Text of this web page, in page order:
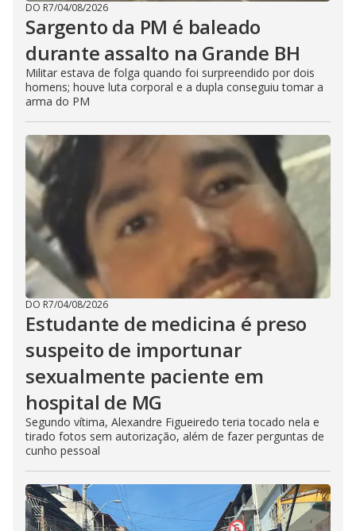
DO R7/04/08/2026
Sargento da PM é baleado
durante assalto na Grande BH
Militar estava de folga quando foi surpreendido por dois
homens; houve luta corporal e a dupla conseguiu tomar a
arma do PM
DO R7/04/08/2026
Estudante de medicina é preso
suspeito de importunar
sexualmente paciente em
hospital de MG
Segundo vítima, Alexandre Figueiredo teria tocado nela e
tirado fotos sem autorização, além de fazer perguntas de
cunho pessoal